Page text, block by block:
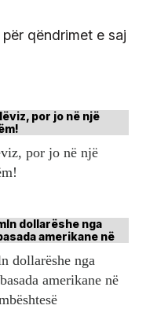
qëndrimet e saj
por jo në një
dollarëshe nga
amerikane në